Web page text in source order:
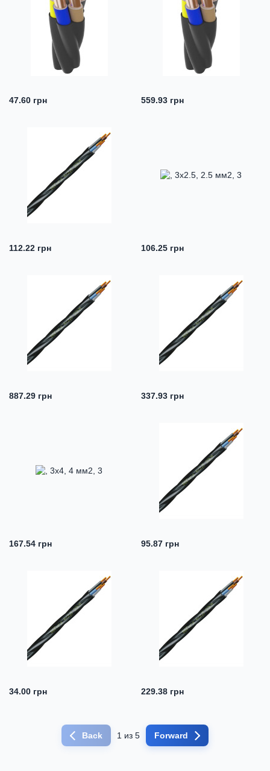
47.60 грн 559.93 грн
112.22 грн 106.25 грн
887.29 грн 337.93 грн
167.54 грн 95.87 грн
34.00 грн 229.38 грн
Back 1 из 5 Forward